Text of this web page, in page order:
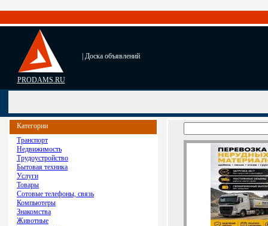
PRODAMS.RU
| Доска объявлений
Категории
Транспорт
Недвижимость
Трудоустройство
Бытовая техника
Услуги
Товары
Сотовые телефоны, связь
Компьютеры
Знакомства
Животные